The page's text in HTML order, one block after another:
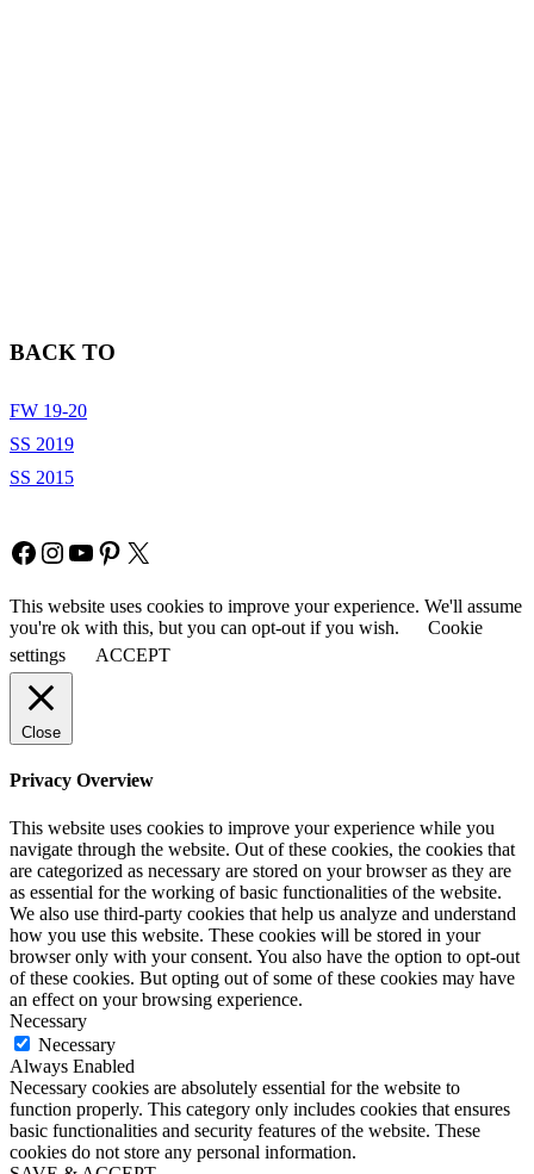
BACK TO
FW 19-20
SS 2019
SS 2015
Facebook
Instagram
YouTube
Pinterest
X
This website uses cookies to improve your experience. We'll assume
you're ok with this, but you can opt-out if you wish.
Cookie
settings
ACCEPT
Close
Privacy Overview
This website uses cookies to improve your experience while you
navigate through the website. Out of these cookies, the cookies that
are categorized as necessary are stored on your browser as they are
as essential for the working of basic functionalities of the website.
We also use third-party cookies that help us analyze and understand
how you use this website. These cookies will be stored in your
browser only with your consent. You also have the option to opt-out
of these cookies. But opting out of some of these cookies may have
an effect on your browsing experience.
Necessary
Necessary
Always Enabled
Necessary cookies are absolutely essential for the website to
function properly. This category only includes cookies that ensures
basic functionalities and security features of the website. These
cookies do not store any personal information.